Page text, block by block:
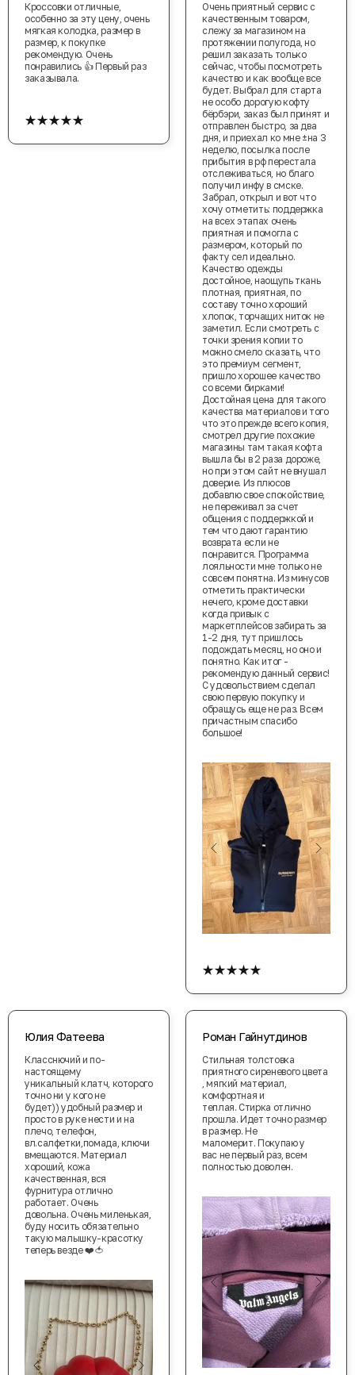
Кроссовки отличные,
особенно за эту цену, очень
мягкая колодка, размер в
размер, к покупке
рекомендую. Очень
понравились 👍 Первый раз
заказывала.
★★★★★
Очень приятный сервис с
качественным товаром,
слежу за магазином на
протяжении полугода, но
решил заказать только
сейчас, чтобы посмотреть
качество и как вообще все
будет. Выбрал для старта
не особо дорогую кофту
бёрбэри, заказ был принят и
отправлен быстро, за два
дня, и приехал ко мне ±на 3
неделю, посылка после
прибытия в рф перестала
отслеживаться, но благо
получил инфу в смске.
Забрал, открыл и вот что
хочу отметить: поддержка
на всех этапах очень
приятная и помогла с
размером, который по
факту сел идеально.
Качество одежды
достойное, наощупь ткань
плотная, приятная, по
составу точно хороший
хлопок, торчащих ниток не
заметил. Если смотреть с
точки зрения копии то
можно смело сказать, что
это премиум сегмент,
пришло хорошее качество
со всеми бирками!
Достойная цена для такого
качества материалов и того
что это прежде всего копия,
смотрел другие похожие
магазины там такая кофта
вышла бы в 2 раза дороже,
но при этом сайт не внушал
доверие. Из плюсов
добавлю свое спокойствие,
не переживал за счет
общения с поддержкой и
тем что дают гарантию
возврата если не
понравится. Программа
лояльности мне только не
совсем понятна. Из минусов
отметить практически
нечего, кроме доставки
когда привык с
маркетплейсов забирать за
1-2 дня, тут пришлось
подождать месяц, но оно и
понятно. Как итог -
рекомендую данный сервис!
С удовольствием сделал
свою первую покупку и
обращусь еще не раз. Всем
причастным спасибо
большое!
★★★★★
Юлия Фатеева
Класснючий и по-
настоящему
уникальный клатч, которого
точно ни у кого не
будет)) удобный размер и
просто в руке нести и на
плечо, телефон,
вл.салфетки,помада, ключи
вмещаются. Материал
хороший, кожа
качественная, вся
фурнитура отлично
работает. Очень
довольна. Очень миленькая,
буду носить обязательно
такую малышку-красотку
теперь везде ❤️🍅
Роман Гайнутдинов
Стильная толстовка
приятного сиреневого цвета
, мягкий материал,
комфортная и
теплая. Стирка отлично
прошла. Идет точно размер
в размер. Не
маломерит. Покупаю у
вас не первый раз, всем
полностью доволен.